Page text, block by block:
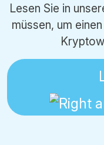
Lesen Sie in
müssen, um